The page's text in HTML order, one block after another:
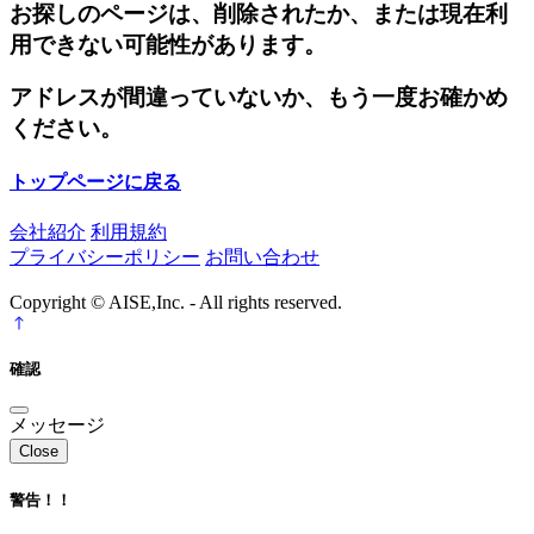
お探しのページは、削除されたか、または現在利
用できない可能性があります。
アドレスが間違っていないか、もう一度お確かめ
ください。
トップページに戻る
会社紹介 利用規約
プライバシーポリシー お問い合わせ
Copyright © AISE,Inc. - All rights reserved.
確認
メッセージ
Close
警告！！